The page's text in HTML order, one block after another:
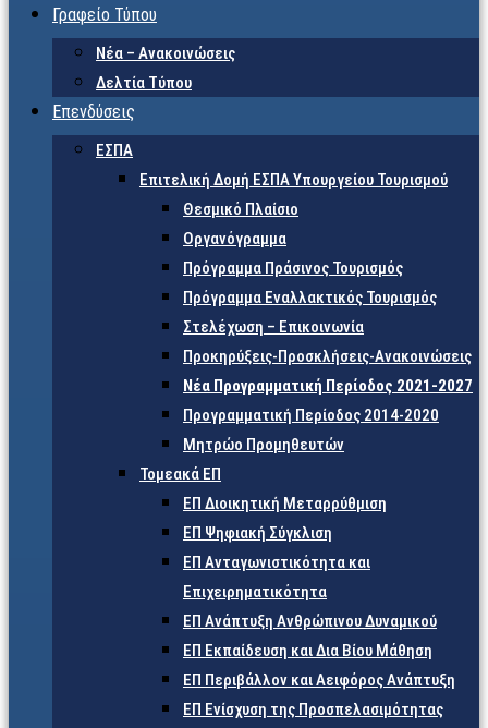
Γραφείο Τύπου
Νέα – Ανακοινώσεις
Δελτία Τύπου
Επενδύσεις
ΕΣΠΑ
Επιτελική Δομή ΕΣΠΑ Υπουργείου Τουρισμού
Θεσμικό Πλαίσιο
Οργανόγραμμα
Πρόγραμμα Πράσινος Τουρισμός
Πρόγραμμα Εναλλακτικός Τουρισμός
Στελέχωση – Επικοινωνία
Προκηρύξεις-Προσκλήσεις-Ανακοινώσεις
Νέα Προγραμματική Περίοδος 2021-2027
Προγραμματική Περίοδος 2014-2020
Μητρώο Προμηθευτών
Τομεακά ΕΠ
ΕΠ Διοικητική Μεταρρύθμιση
ΕΠ Ψηφιακή Σύγκλιση
ΕΠ Ανταγωνιστικότητα και
Επιχειρηματικότητα
ΕΠ Ανάπτυξη Ανθρώπινου Δυναμικού
ΕΠ Εκπαίδευση και Δια Βίου Μάθηση
ΕΠ Περιβάλλον και Αειφόρος Ανάπτυξη
ΕΠ Ενίσχυση της Προσπελασιμότητας